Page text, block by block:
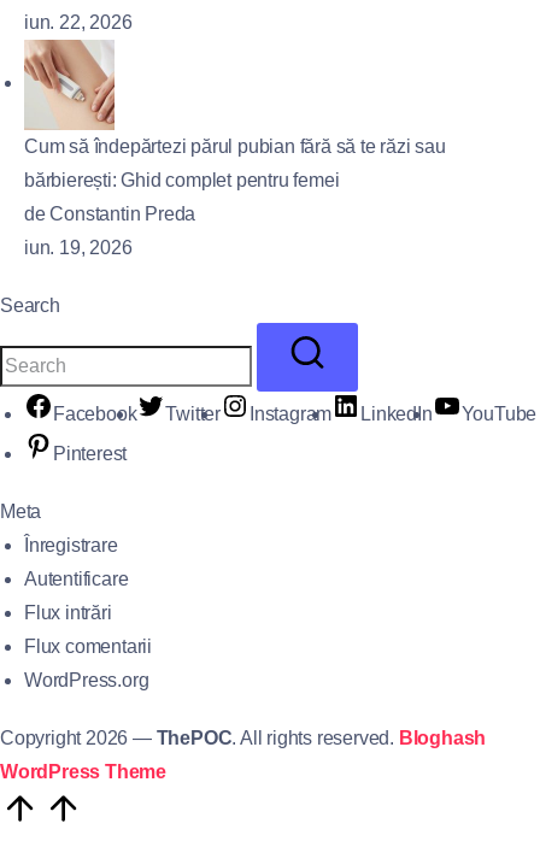
iun. 22, 2026
Cum să îndepărtezi părul pubian fără să te răzi sau
bărbierești: Ghid complet pentru femei
de Constantin Preda
iun. 19, 2026
Search
Facebook Twitter Instagram LinkedIn
YouTube
Pinterest
Meta
Înregistrare
Autentificare
Flux intrări
Flux comentarii
WordPress.org
Copyright 2026 — ThePOC. All rights reserved. Bloghash
WordPress Theme